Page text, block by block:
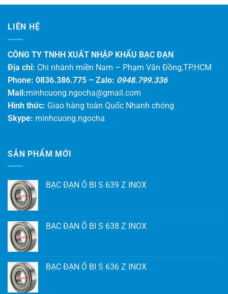
LIÊN HỆ
CÔNG TY TNHH XUẤT NHẬP KHẨU BẠC ĐẠN
Địa chỉ: Chi nhánh miền Nam – Phạm Văn Đồng,TP.HCM
Phone: 0836.386.775 – Zalo: 0948.799.336
Mail:minhcuong.ngocha@gmail.com
Hình thức: Giao hàng toàn Quốc Nhanh chóng
Skype: minhcuong.ngocha
SẢN PHẨM MỚI
BẠC ĐẠN Ổ BI S 639 Z INOX
BẠC ĐẠN Ổ BI S 638 Z INOX
BẠC ĐẠN Ổ BI S 636 Z INOX